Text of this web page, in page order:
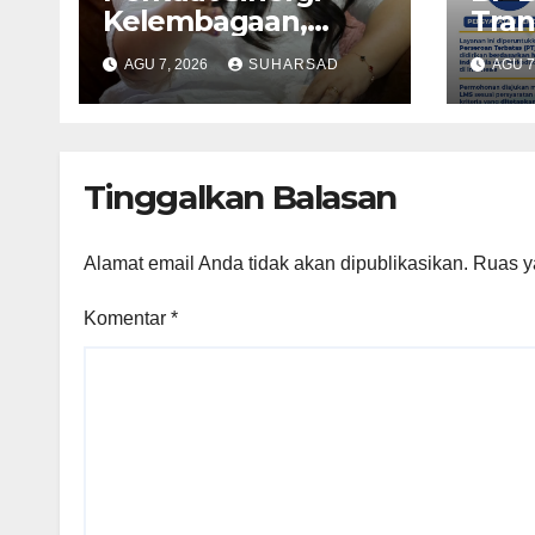
Kelembagaan,
RSBP Batam dan
BPOM Pastikan
Pelayanan dan
AGU 7, 2026 SUHARSAD AGU
Tinggalkan Balasan
Alamat email Anda tidak akan dipublikasikan. Ruas
Komentar *